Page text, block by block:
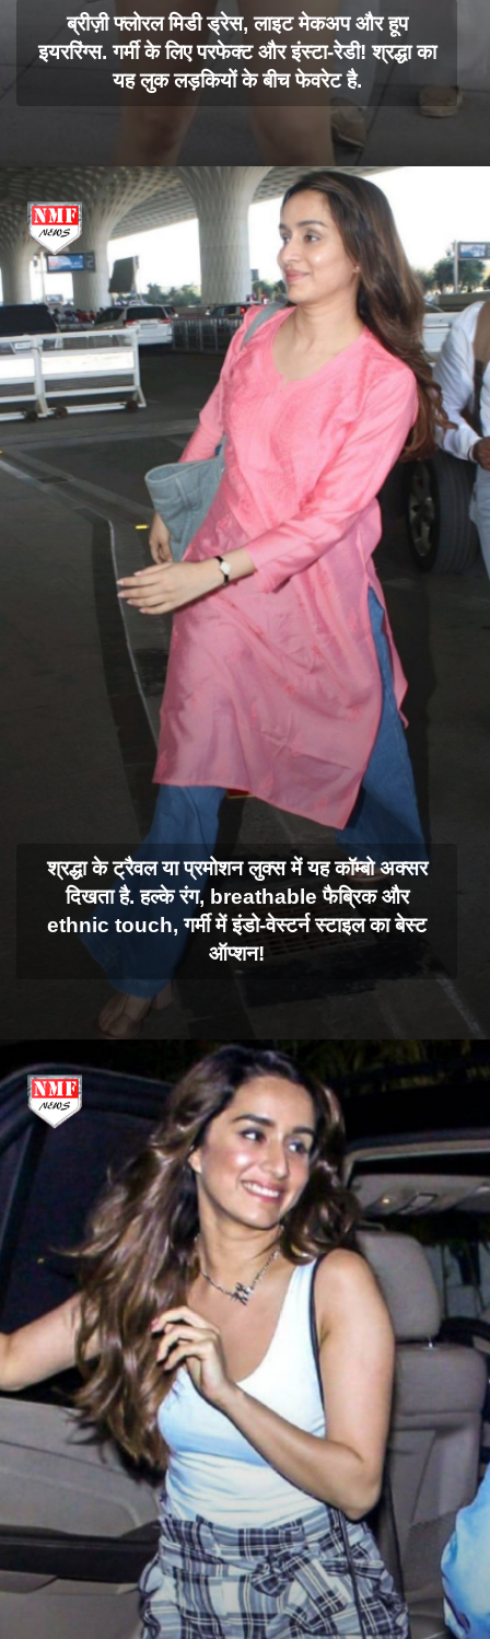
ब्रीज़ी फ्लोरल मिडी ड्रेस, लाइट मेकअप और हूप
इयररिंग्स. गर्मी के लिए परफेक्ट और इंस्टा-रेडी! श्रद्धा का
यह लुक लड़कियों के बीच फेवरेट है.
श्रद्धा के ट्रैवल या प्रमोशन लुक्स में यह कॉम्बो अक्सर
दिखता है. हल्के रंग, breathable फैब्रिक और
ethnic touch, गर्मी में इंडो-वेस्टर्न स्टाइल का बेस्ट
ऑप्शन!